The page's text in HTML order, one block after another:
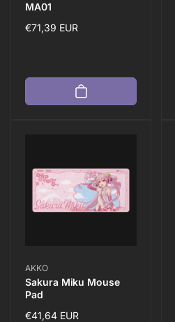
MA01
Normaler
€71,39 EUR
Anbieter:
AKKO
Sakura Miku Mouse
Pad
Normaler
€41,64 EUR